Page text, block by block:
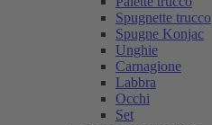
Spugnette trucco
Spugne Konjac
Unghie
Carnagione
Labbra
Occhi
Set